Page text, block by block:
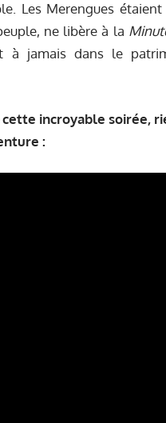
Les Merengues
ne libère à la
à jamais dans le
incroyable soirée,
: